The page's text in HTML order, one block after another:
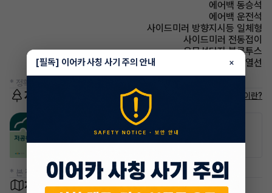
에어백 동승석
에어백 운전석
사이드미러 방향지시등 일체형
사이드미러 전동접이
유무선단자 블루투스
사이드미러 열선
* 정확한 정보는 판매자와 반드시 확인하시기 바랍니다.
저공해차량 정보 저공해차량이란?
50% 할인 50% 할인
* 본 정보는 지자체마다 다를 수 있으니 실제 정보와 확인해 주세요.
차량 위치
[필독] 이어카 사칭 사기 주의 안내 ×